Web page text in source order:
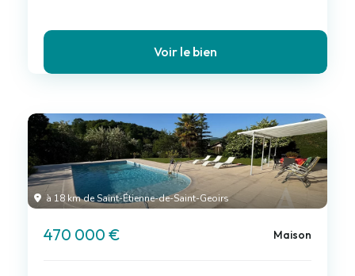
Voir le bien
à 18 km de Saint-Étienne-de-Saint-Geoirs
470 000 € Maison